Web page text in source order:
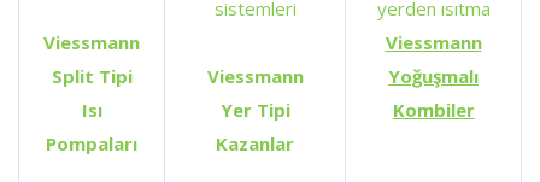
Viessmann
Split Tipi
Isı
Pompaları
Viessmann
Yer Tipi
Kazanlar
Viessmann
Yoğuşmalı
Kombiler